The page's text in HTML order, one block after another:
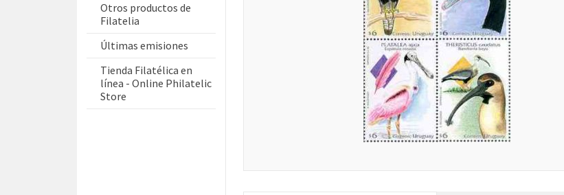
Otros productos de
Filatelia
Últimas emisiones
Tienda Filatélica en
línea - Online Philatelic
Store